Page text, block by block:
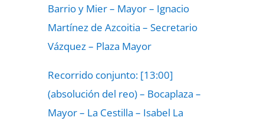
Barrio y Mier – Mayor – Ignacio
Martínez de Azcoitia – Secretario
Vázquez – Plaza Mayor
Recorrido conjunto: [13:00]
(absolución del reo) – Bocaplaza –
Mayor – La Cestilla – Isabel La